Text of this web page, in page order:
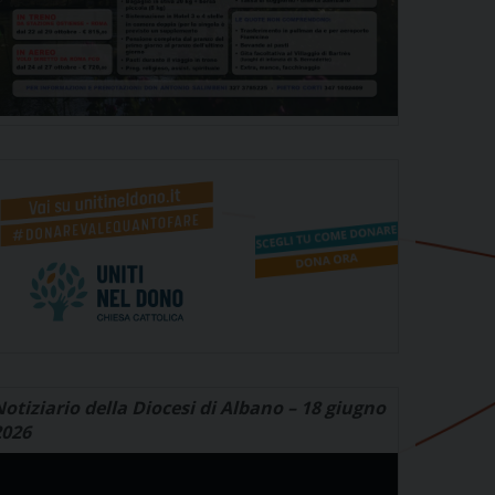
della Diocesi di Albano – 18 giugno